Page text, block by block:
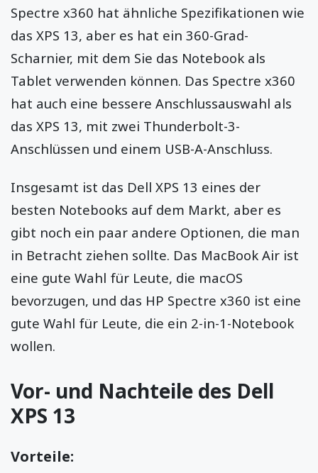
Spectre x360 hat ähnliche Spezifikationen wie
das XPS 13, aber es hat ein 360-Grad-
Scharnier, mit dem Sie das Notebook als
Tablet verwenden können. Das Spectre x360
hat auch eine bessere Anschlussauswahl als
das XPS 13, mit zwei Thunderbolt-3-
Anschlüssen und einem USB-A-Anschluss.
Insgesamt ist das Dell XPS 13 eines der
besten Notebooks auf dem Markt, aber es
gibt noch ein paar andere Optionen, die man
in Betracht ziehen sollte. Das MacBook Air ist
eine gute Wahl für Leute, die macOS
bevorzugen, und das HP Spectre x360 ist eine
gute Wahl für Leute, die ein 2-in-1-Notebook
wollen.
Vor- und Nachteile des Dell
XPS 13
Vorteile: